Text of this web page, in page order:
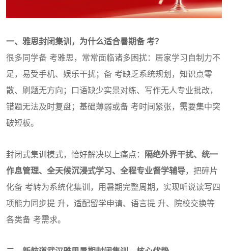
一、雅思封闭集训，为什么适合暑期备 考？
很多同学备 考雅思，常常面临诸多困扰：居家学习自制力不
足，易受手机、娱乐干扰；备 考缺乏系统规划，知识点零
散、刷题无方向；口语缺少实景对练、写作无人专业批改，
错题无法及时复盘；基础薄弱或备 考时间紧张，需要集中突
破短板。
封闭式集训模式，恰好解决以上痛点：
隔绝外界干扰、统一
作息管理、全天候沉浸式学习、全程专业督学辅导，把碎片
化备 考转为系统化集训，用暑期完整周期，实现听说读写四
项能力同步提 升，适配留学申请、语言提 升、院校交换等
各类备 考需求。